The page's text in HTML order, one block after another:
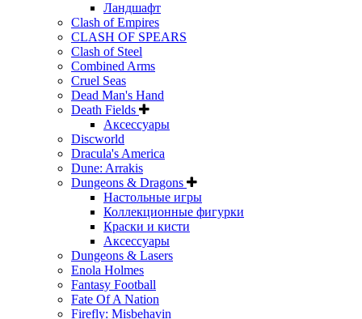
Ландшафт
Clash of Empires
CLASH OF SPEARS
Clash of Steel
Combined Arms
Cruel Seas
Dead Man's Hand
Death Fields
Аксессуары
Discworld
Dracula's America
Dune: Arrakis
Dungeons & Dragons
Настольные игры
Коллекционные фигурки
Краски и кисти
Аксессуары
Dungeons & Lasers
Enola Holmes
Fantasy Football
Fate Of A Nation
Firefly: Misbehavin